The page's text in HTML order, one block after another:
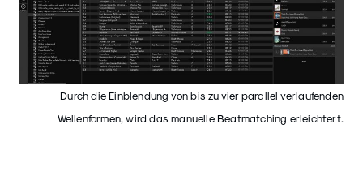
Durch die Einblendung von bis zu vier parallel verlaufenden
Wellenformen, wird das manuelle Beatmatching erleichtert.